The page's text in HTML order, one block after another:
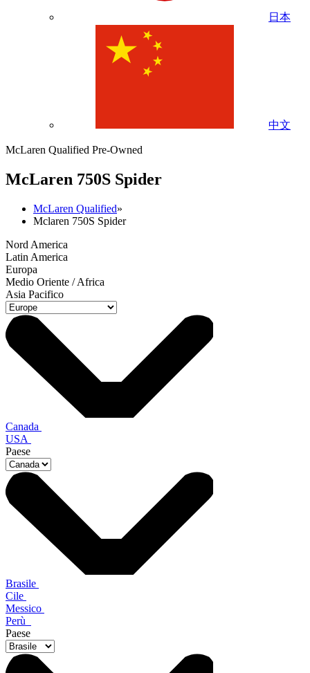
日本
中文
McLaren Qualified Pre-Owned
McLaren 750S Spider
McLaren Qualified»
Mclaren 750S Spider
Nord America
Latin America
Europa
Medio Oriente / Africa
Asia Pacifico
Canada
USA
Paese
Brasile
Cile
Messico
Perù
Paese